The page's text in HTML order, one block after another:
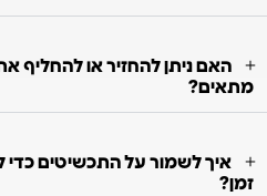
האם ניתן להחזיר או להחליף
מתאים?
איך לשמור על התכשיטים כדי
זמן?